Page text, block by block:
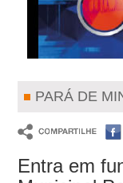
PARÁ DE
Entra em